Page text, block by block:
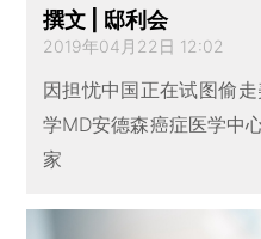
撰文 | 邸利会
2019年04月22日 12:02
因担忧中国正在试图偷
学MD安德森癌症医学中
家